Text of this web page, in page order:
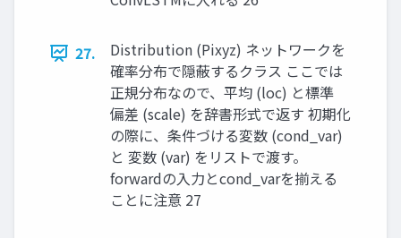
27.
Distribution (Pixyz) ネットワークを
確率分布で隠蔽するクラス ここでは
正規分布なので、平均 (loc) と標準
偏差 (scale) を辞書形式で返す 初期化
の際に、条件づける変数 (cond_var)
と 変数 (var) をリストで渡す。
forwardの入力とcond_varを揃える
ことに注意 27